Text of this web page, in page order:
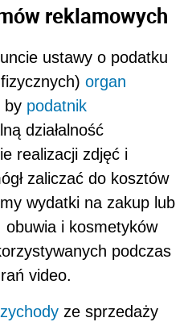
reklamowych
ustawy o podatku
organ
by podatnik
działalność
realizacji zdjęć i
zaliczać do kosztów
wydatki na zakup lub
obuwia i kosmetyków
podczas
video.
ze sprzedaży